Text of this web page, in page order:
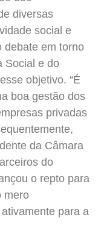
diversas
social e
debate em torno
Social e do
objetivo. “É
boa gestão dos
privadas
da Câmara
do
o repto para
mero
para a